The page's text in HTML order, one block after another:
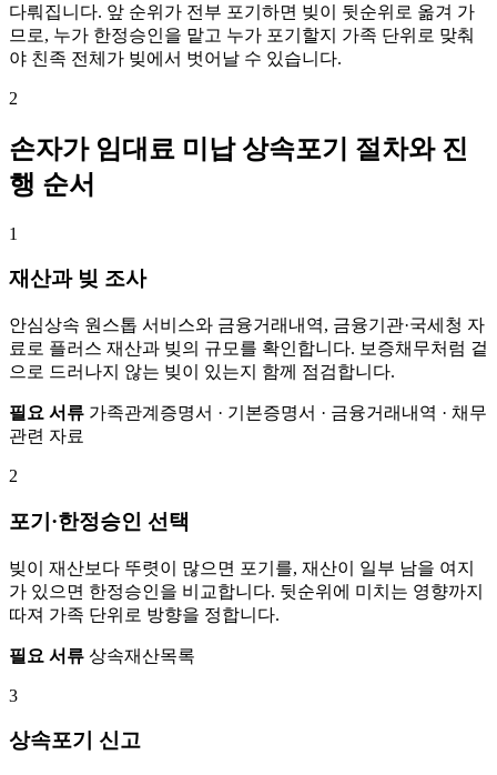
다뤄집니다. 앞 순위가 전부 포기하면 빚이 뒷순위로 옮겨 가
므로, 누가 한정승인을 맡고 누가 포기할지 가족 단위로 맞춰
야 친족 전체가 빚에서 벗어날 수 있습니다.
2
손자가 임대료 미납 상속포기 절차와 진
행 순서
1
재산과 빚 조사
안심상속 원스톱 서비스와 금융거래내역, 금융기관·국세청 자
료로 플러스 재산과 빚의 규모를 확인합니다. 보증채무처럼 겉
으로 드러나지 않는 빚이 있는지 함께 점검합니다.
필요 서류 가족관계증명서 · 기본증명서 · 금융거래내역 · 채무
관련 자료
2
포기·한정승인 선택
빚이 재산보다 뚜렷이 많으면 포기를, 재산이 일부 남을 여지
가 있으면 한정승인을 비교합니다. 뒷순위에 미치는 영향까지
따져 가족 단위로 방향을 정합니다.
필요 서류 상속재산목록
3
상속포기 신고